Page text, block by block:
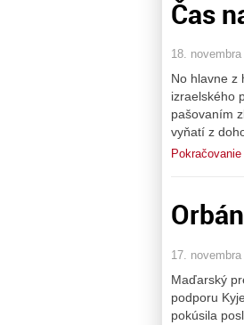
Čas
18.
No hlavne z
izraelského
pašovaním
vyňatí z
17.
Maďarský
podporu
pokúsila